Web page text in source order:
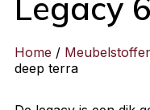
Legacy
Home /
deep terra